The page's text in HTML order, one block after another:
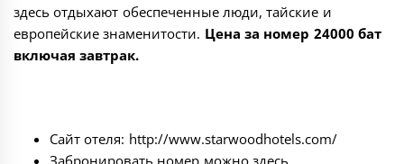
здесь отдыхают обеспеченные люди, тайские и
европейские знаменитости. Цена за номер 24000 бат
включая завтрак.
Сайт отеля: http://www.starwoodhotels.com/
Забронировать номер можно здесь.